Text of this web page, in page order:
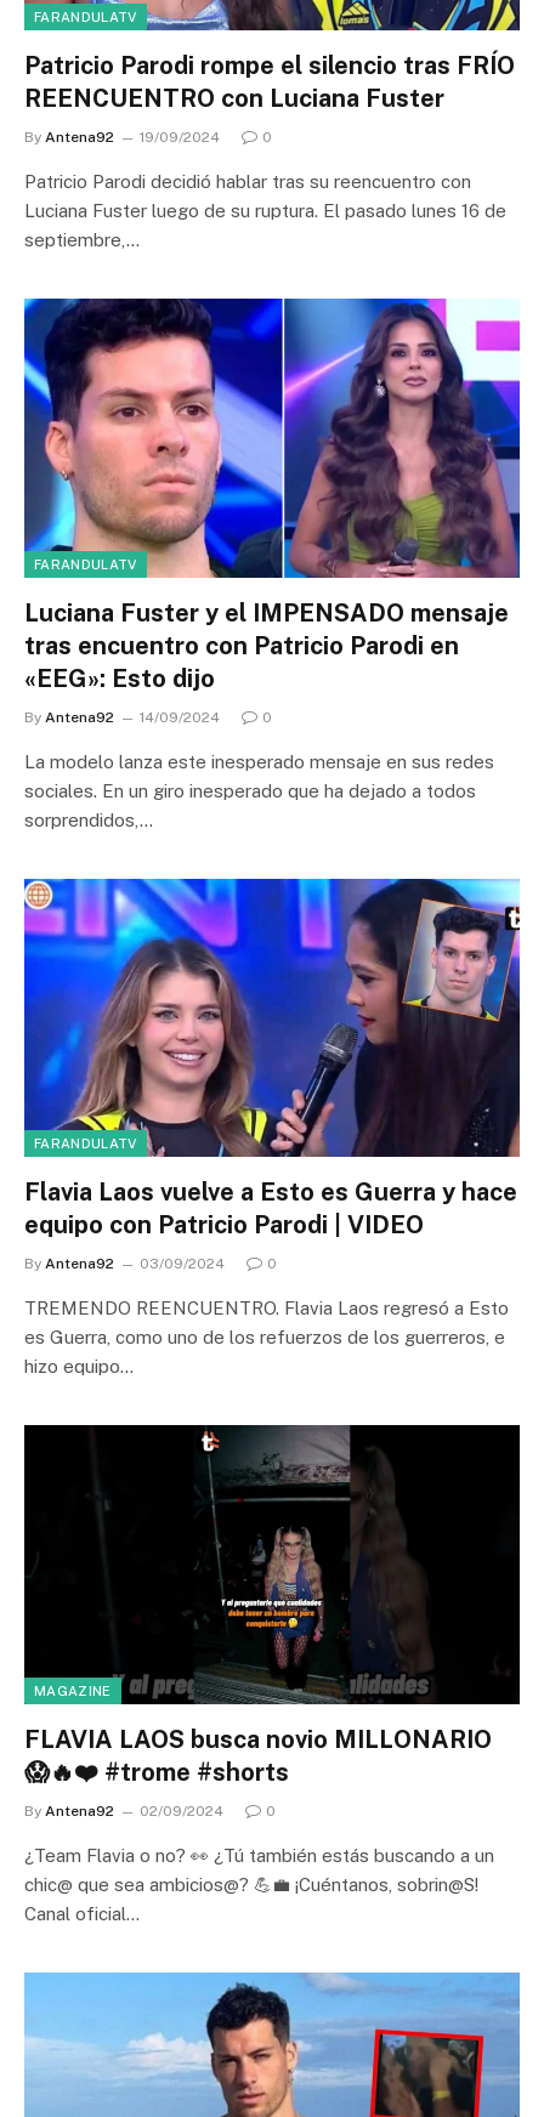
FARANDULATV
Patricio Parodi rompe el silencio tras FRÍO
REENCUENTRO con Luciana Fuster
By Antena92 19/09/2024 0
Patricio Parodi decidió hablar tras su reencuentro con
Luciana Fuster luego de su ruptura. El pasado lunes 16 de
septiembre,…
FARANDULATV
Luciana Fuster y el IMPENSADO mensaje
tras encuentro con Patricio Parodi en
«EEG»: Esto dijo
By Antena92 14/09/2024 0
La modelo lanza este inesperado mensaje en sus redes
sociales. En un giro inesperado que ha dejado a todos
sorprendidos,…
FARANDULATV
Flavia Laos vuelve a Esto es Guerra y hace
equipo con Patricio Parodi | VIDEO
By Antena92 03/09/2024 0
TREMENDO REENCUENTRO. Flavia Laos regresó a Esto
es Guerra, como uno de los refuerzos de los guerreros, e
hizo equipo…
MAGAZINE
FLAVIA LAOS busca novio MILLONARIO
😱🔥❤️ #trome #shorts
By Antena92 02/09/2024 0
¿Team Flavia o no? 👀 ¿Tú también estás buscando a un
chic@ que sea ambicios@? 💪💼 ¡Cuéntanos, sobrin@S!
Canal oficial…